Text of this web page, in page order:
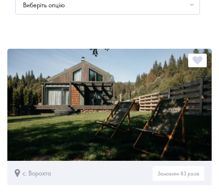
Виберіть опцію
с. Ворохта Замовили 83 разів